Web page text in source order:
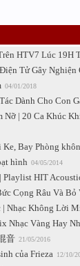
HTV7 Lúc 19H
Tử Gây Nghiện
04/01/2018
Dành Cho Con
Nỡ | 20 Ca Khúc
Bay Phòng
hình 04/05/2014
HIT
Cọng Râu Và Bỏ
Nhạc Không Lời
Nhạc Vàng Hay
音 21/05/2016
của Frieza 12/10/